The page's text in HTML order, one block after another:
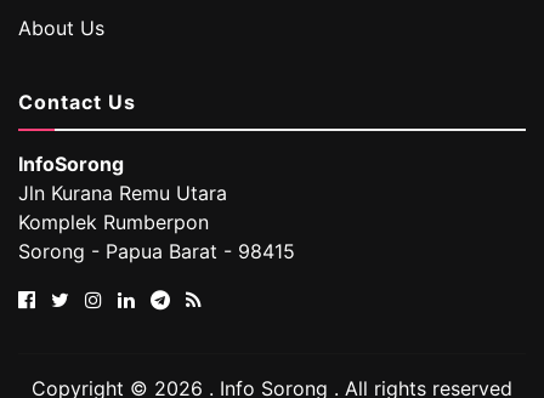
About Us
Contact Us
InfoSorong
Jln Kurana Remu Utara
Komplek Rumberpon
Sorong - Papua Barat - 98415
Copyright © 2026 . Info Sorong . All rights reserved